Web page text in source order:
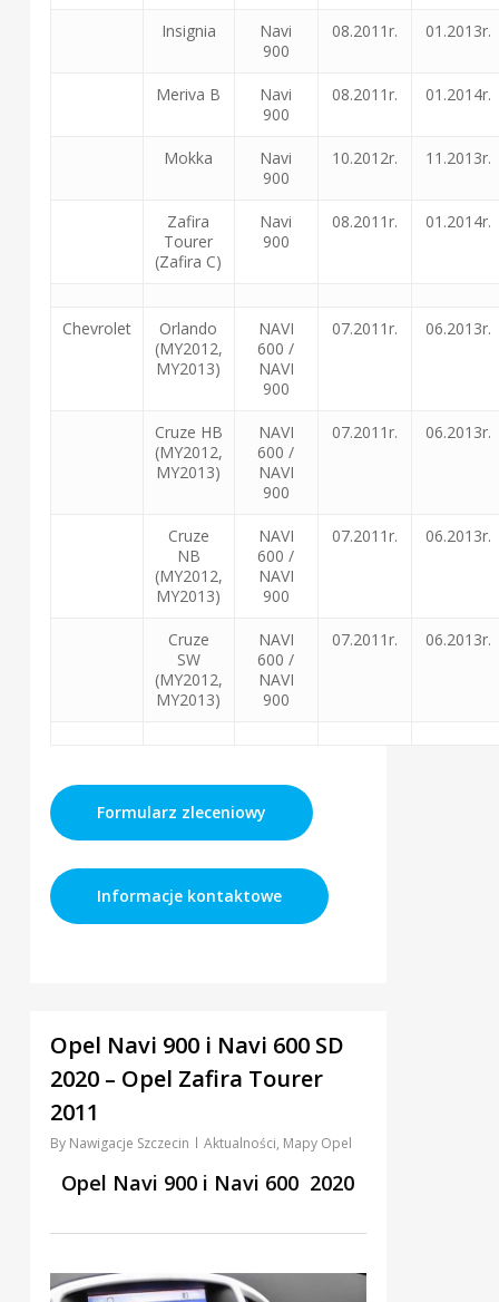
Insignia
Navi
900
08.2011r. 01.2013r.
Meriva B
Navi
900
08.2011r. 01.2014r.
Mokka
Navi
900
10.2012r. 11.2013r.
Zafira
Tourer
(Zafira C)
Navi
900
08.2011r. 01.2014r.
Chevrolet
Orlando
(MY2012,
MY2013)
NAVI
600 /
NAVI
900
07.2011r. 06.2013r.
Cruze HB
(MY2012,
MY2013)
NAVI
600 /
NAVI
900
07.2011r. 06.2013r.
Cruze
NB
(MY2012,
MY2013)
NAVI
600 /
NAVI
900
07.2011r. 06.2013r.
Cruze
SW
(MY2012,
MY2013)
NAVI
600 /
NAVI
900
07.2011r. 06.2013r.
Formularz zleceniowy
Informacje kontaktowe
Opel Navi 900 i Navi 600 SD
2020 – Opel Zafira Tourer
2011
By Nawigacje Szczecin Aktualności, Mapy Opel
Opel Navi 900 i Navi 600 2020